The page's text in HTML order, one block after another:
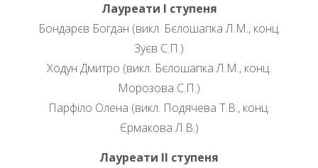
Лауреати І ступеня
Бондарєв Богдан (викл. Бєлошапка Л.М., конц.
Зуєв С.П.)
Ходун Дмитро (викл. Бєлошапка Л.М., конц.
Морозова С.П.)
Парфіло Олена (викл. Подячева Т.В., конц.
Єрмакова Л.В.)
Лауреати ІІ ступеня